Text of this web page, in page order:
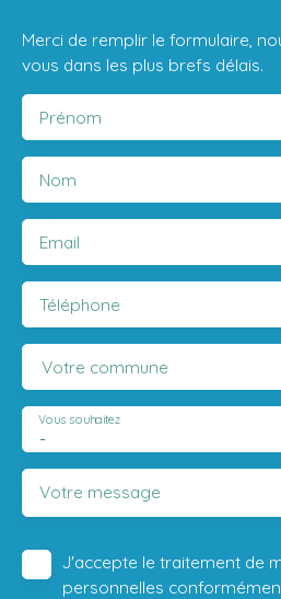
Merci de remplir le formulaire,
vous dans les plus brefs délais.
Prénom
Nom
Email
Téléphone
Votre commune
-
Vous souhaitez
Votre message
J'accepte le traitement de
personnelles